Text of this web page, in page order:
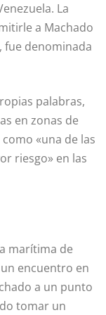
La
a Machado
fue denominada
palabras,
en zonas de
«una de las
riesgo» en las
marítima de
encuentro en
a un punto
tomar un